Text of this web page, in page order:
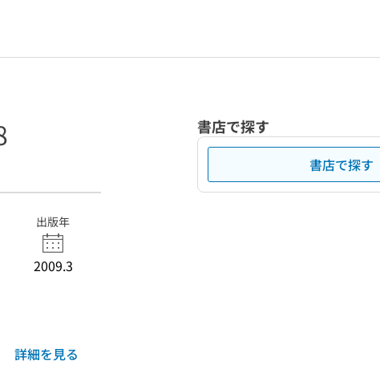
出版年
2009.3
詳細を見る
書店で探す
書店で探す